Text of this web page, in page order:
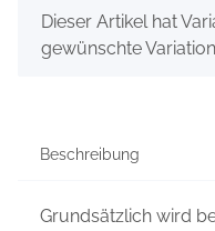
x
Dieser Artikel hat
gewünschte
Beschreibung
Grundsätzlich wird